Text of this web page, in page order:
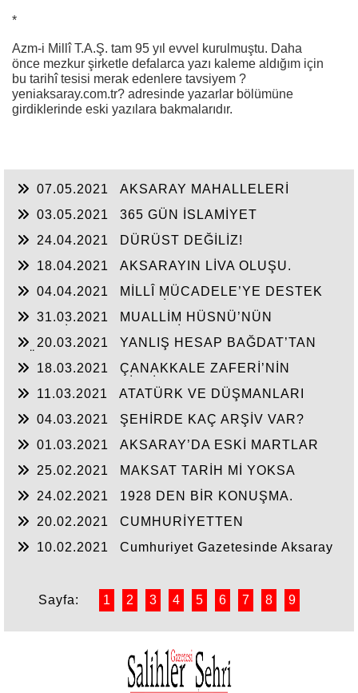
*
Azm-i Millî T.A.Ş. tam 95 yıl evvel kurulmuştu. Daha
önce mezkur şirketle defalarca yazı kaleme aldığım için
bu tarihî tesisi merak edenlere tavsiyem ?
yeniaksaray.com.tr? adresinde yazarlar bölümüne
girdiklerinde eski yazılara bakmalarıdır.
07.05.2021
AKSARAY MAHALLELERİ
03.05.2021
365 GÜN İSLAMİYET
24.04.2021
DÜRÜST DEĞİLİZ!
18.04.2021
AKSARAYIN LİVA OLUŞU.
04.04.2021
MİLLÎ MÜCADELE’YE DESTEK
31.03.2021
MUALLİM HÜSNÜ’NÜN
20.03.2021
YANLIŞ HESAP BAĞDAT’TAN
18.03.2021
ÇANAKKALE ZAFERİ’NİN
11.03.2021
ATATÜRK VE DÜŞMANLARI
04.03.2021
ŞEHİRDE KAÇ ARŞİV VAR?
01.03.2021
AKSARAY’DA ESKİ MARTLAR
25.02.2021
MAKSAT TARİH Mİ YOKSA
24.02.2021
1928 DEN BİR KONUŞMA.
20.02.2021
CUMHURİYETTEN
10.02.2021
Cumhuriyet Gazetesinde Aksaray
Sayfa: 1 2 3 4 5 6 7 8 9